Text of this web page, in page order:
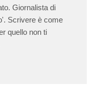
Giornalista di
Scrivere è come
quello non ti